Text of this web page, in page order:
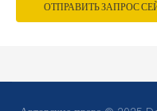
ОТПРАВИТЬ ЗАПРОС